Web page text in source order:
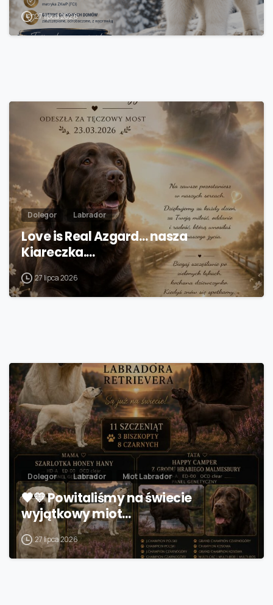
27 lipca 2026
Dolegor Labrador
Love is Real Azgard… nasza
Kiareczka.…
27 lipca 2026
Dolegor Labrador Miot Labrador
🖤💛 Powitaliśmy na świecie
wyjątkowy miot…
27 lipca 2026